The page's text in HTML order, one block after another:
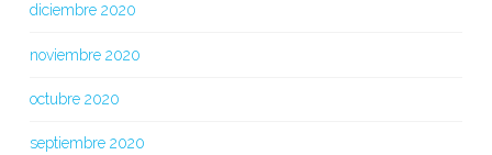
diciembre 2020
noviembre 2020
octubre 2020
septiembre 2020